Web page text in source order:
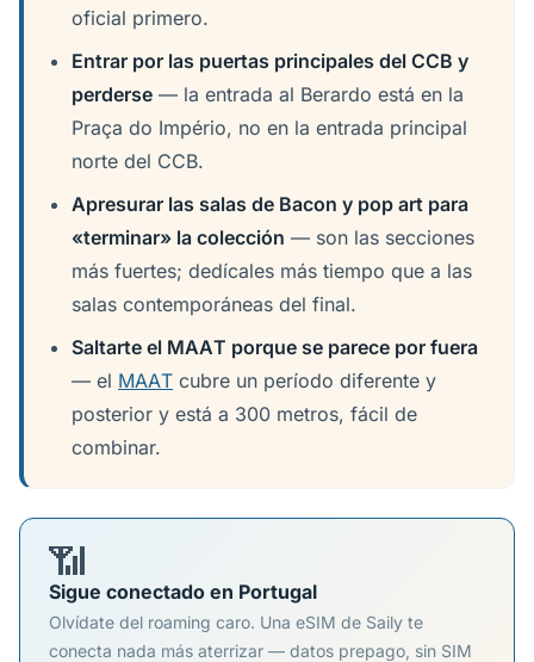
oficial primero.
Entrar por las puertas principales del CCB y
perderse — la entrada al Berardo está en la
Praça do Império, no en la entrada principal
norte del CCB.
Apresurar las salas de Bacon y pop art para
«terminar» la colección — son las secciones
más fuertes; dedícales más tiempo que a las
salas contemporáneas del final.
Saltarte el MAAT porque se parece por fuera
— el MAAT cubre un período diferente y
posterior y está a 300 metros, fácil de
combinar.
📶
Sigue conectado en Portugal
Olvídate del roaming caro. Una eSIM de Saily te
conecta nada más aterrizar — datos prepago, sin SIM